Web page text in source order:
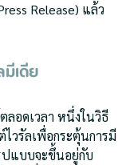
Release) แล้ว
เดีย
ลอดเวลา หนึ่งในวิธี
วรัลเพื่อกระตุ้นการมี
ปแบบจะขึ้นอยู่กับ